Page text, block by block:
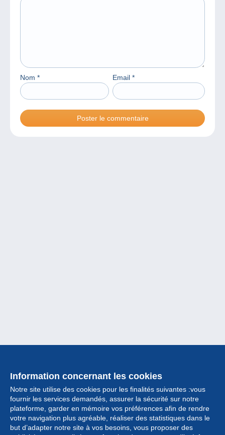
Nom * Email *
Information concernant les cookies
Notre site utilise des cookies pour les finalités suivantes :vous
fournir les services demandés, assurer la sécurité sur notre
plateforme, garder en mémoire vos préférences afin de rendre
votre navigation plus agréable, réaliser des statistiques dans le
but d’adapter notre site à vos besoins, vous proposer des
Collection